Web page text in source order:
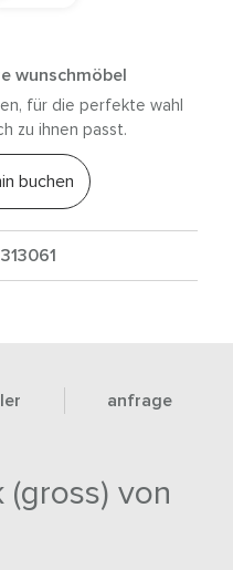
wunschmöbel
für die perfekte wahl
zu ihnen passt.
buchen
anfrage
von